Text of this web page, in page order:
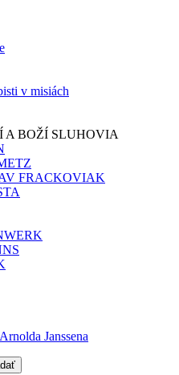
v misiách
A BOŽÍ SLUHOVIA
FRACKOVIAK
Janssena